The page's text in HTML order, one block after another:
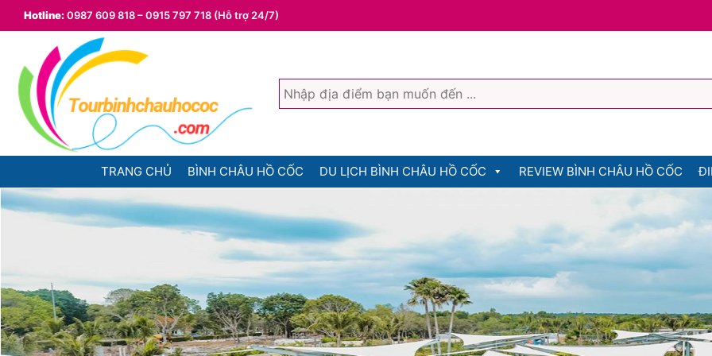
Hotline:0987 609 818 – 0915 797 718 (Hỗ trợ 24/7)
TRANG CHỦ BÌNH CHÂU HỒ CỐC DU LỊCH BÌNH CHÂU HỒ CỐC REVIEW BÌNH CHÂU HỒ CỐC